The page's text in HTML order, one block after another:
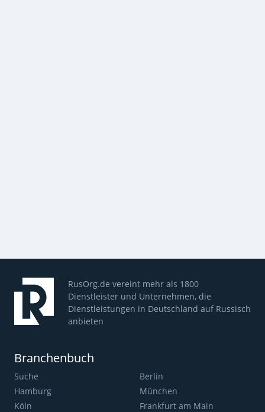
RusOrg.de vereint mehr als 1800
Dienstleister und Unternehmen, die
Dienstleistungen in Deutschland auf Russisch
anbieten
Branchenbuch
Suche
Berlin
Hamburg
München
Köln
Frankfurt am Main